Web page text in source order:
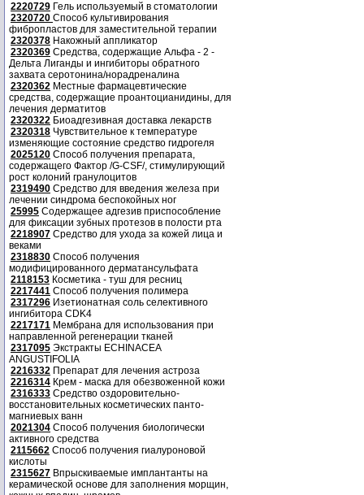
2220729 Гель используемый в стоматологии
2320720 Способ культивирования
фибропластов для заместительной терапии
2320378 Накожный аппликатор
2320369 Средства, содержащие Альфа - 2 -
Дельта Лиганды и ингибиторы обратного
захвата серотонина/норадреналина
2320362 Местные фармацевтические
средства, содержащие проантоцианидины, для
лечения дерматитов
2320322 Биоадгезивная доставка лекарств
2320318 Чувствительное к температуре
изменяющие состояние средство гидрогеля
2025120 Способ получения препарата,
содержащего Фактор /G-CSF/, стимулирующий
рост колоний гранулоцитов
2319490 Средство для введения железа при
лечении синдрома беспокойных ног
25995 Содержащее адгезив приспособление
для фиксации зубных протезов в полости рта
2218907 Средство для ухода за кожей лица и
веками
2318830 Способ получения
модифицированного дерматансульфата
2118153 Косметика - туш для ресниц
2217441 Способ получения полимера
2317296 Изетионатная соль селективного
ингибитора CDK4
2217171 Мембрана для использования при
направленной регенерации тканей
2317095 Экстракты ECHINACEA
ANGUSTIFOLIA
2216332 Препарат для лечения астроза
2216314 Крем - маска для обезвоженной кожи
2316333 Средство оздоровительно-
восстановительных косметических панто-
магниевых ванн
2021304 Способ получения биологически
активного средства
2115662 Способ получения гиалуроновой
кислоты
2315627 Впрыскиваемые имплантанты на
керамической основе для заполнения морщин,